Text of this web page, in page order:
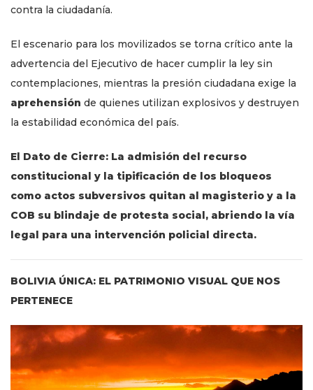
contra la ciudadanía.
El escenario para los movilizados se torna crítico ante la
advertencia del Ejecutivo de hacer cumplir la ley sin
contemplaciones, mientras la presión ciudadana exige la
aprehensión de quienes utilizan explosivos y destruyen
la estabilidad económica del país.
El Dato de Cierre: La admisión del recurso
constitucional y la tipificación de los bloqueos
como actos subversivos quitan al magisterio y a la
COB su blindaje de protesta social, abriendo la vía
legal para una intervención policial directa.
BOLIVIA ÚNICA: EL PATRIMONIO VISUAL QUE NOS
PERTENECE